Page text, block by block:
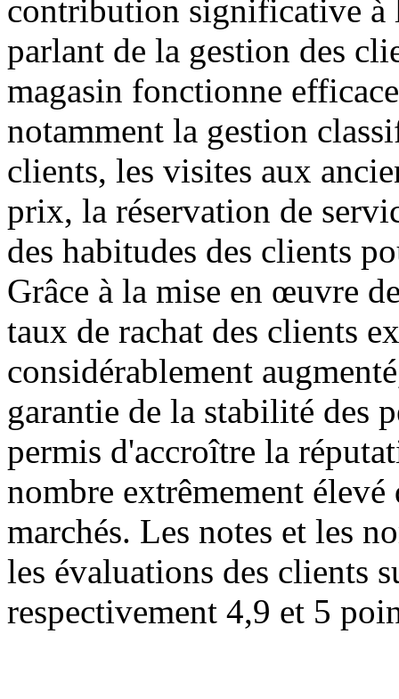
contribution significative à
parlant de la gestion des
magasin fonctionne
notamment la gestion
clients, les visites aux
prix, la réservation de
des habitudes des clients
Grâce à la mise en œuvre
taux de rachat des clients
considérablement
garantie de la stabilité des
permis d'accroître la
nombre extrêmement
marchés. Les notes et les
les évaluations des clients
respectivement 4,9 et 5